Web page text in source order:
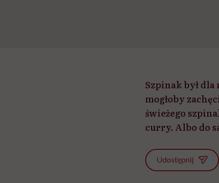
Szpinak był dla
mogłoby
świeżego
curry. Albo do
Udostępnij